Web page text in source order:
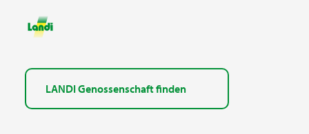
LANDI Genossenschaft finden